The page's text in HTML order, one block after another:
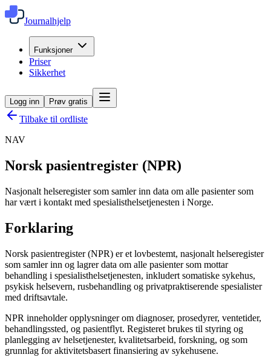
Journalhjelp
Funksjoner
Priser
Sikkerhet
Logg inn Prøv gratis
Tilbake til ordliste
NAV
Norsk pasientregister (NPR)
Nasjonalt helseregister som samler inn data om alle pasienter som
har vært i kontakt med spesialisthelsetjenesten i Norge.
Forklaring
Norsk pasientregister (NPR) er et lovbestemt, nasjonalt helseregister
som samler inn og lagrer data om alle pasienter som mottar
behandling i spesialisthelsetjenesten, inkludert somatiske sykehus,
psykisk helsevern, rusbehandling og privatpraktiserende spesialister
med driftsavtale.
NPR inneholder opplysninger om diagnoser, prosedyrer, ventetider,
behandlingssted, og pasientflyt. Registeret brukes til styring og
planlegging av helsetjenester, kvalitetsarbeid, forskning, og som
grunnlag for aktivitetsbasert finansiering av sykehusene.